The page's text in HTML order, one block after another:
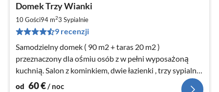
Domek Trzy Wianki
10 Gości94 m23 Sypialnie
9 recenzji
Samodzielny domek ( 90 m2 + taras 20 m2 )
przeznaczony dla ośmiu osób z w pełni wyposażoną
kuchnią. Salon z kominkiem, dwie łazienki , trzy sypialnie
przedpokój i sauna.
od 60€/ noc